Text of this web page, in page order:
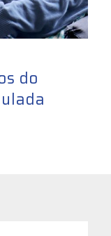
do